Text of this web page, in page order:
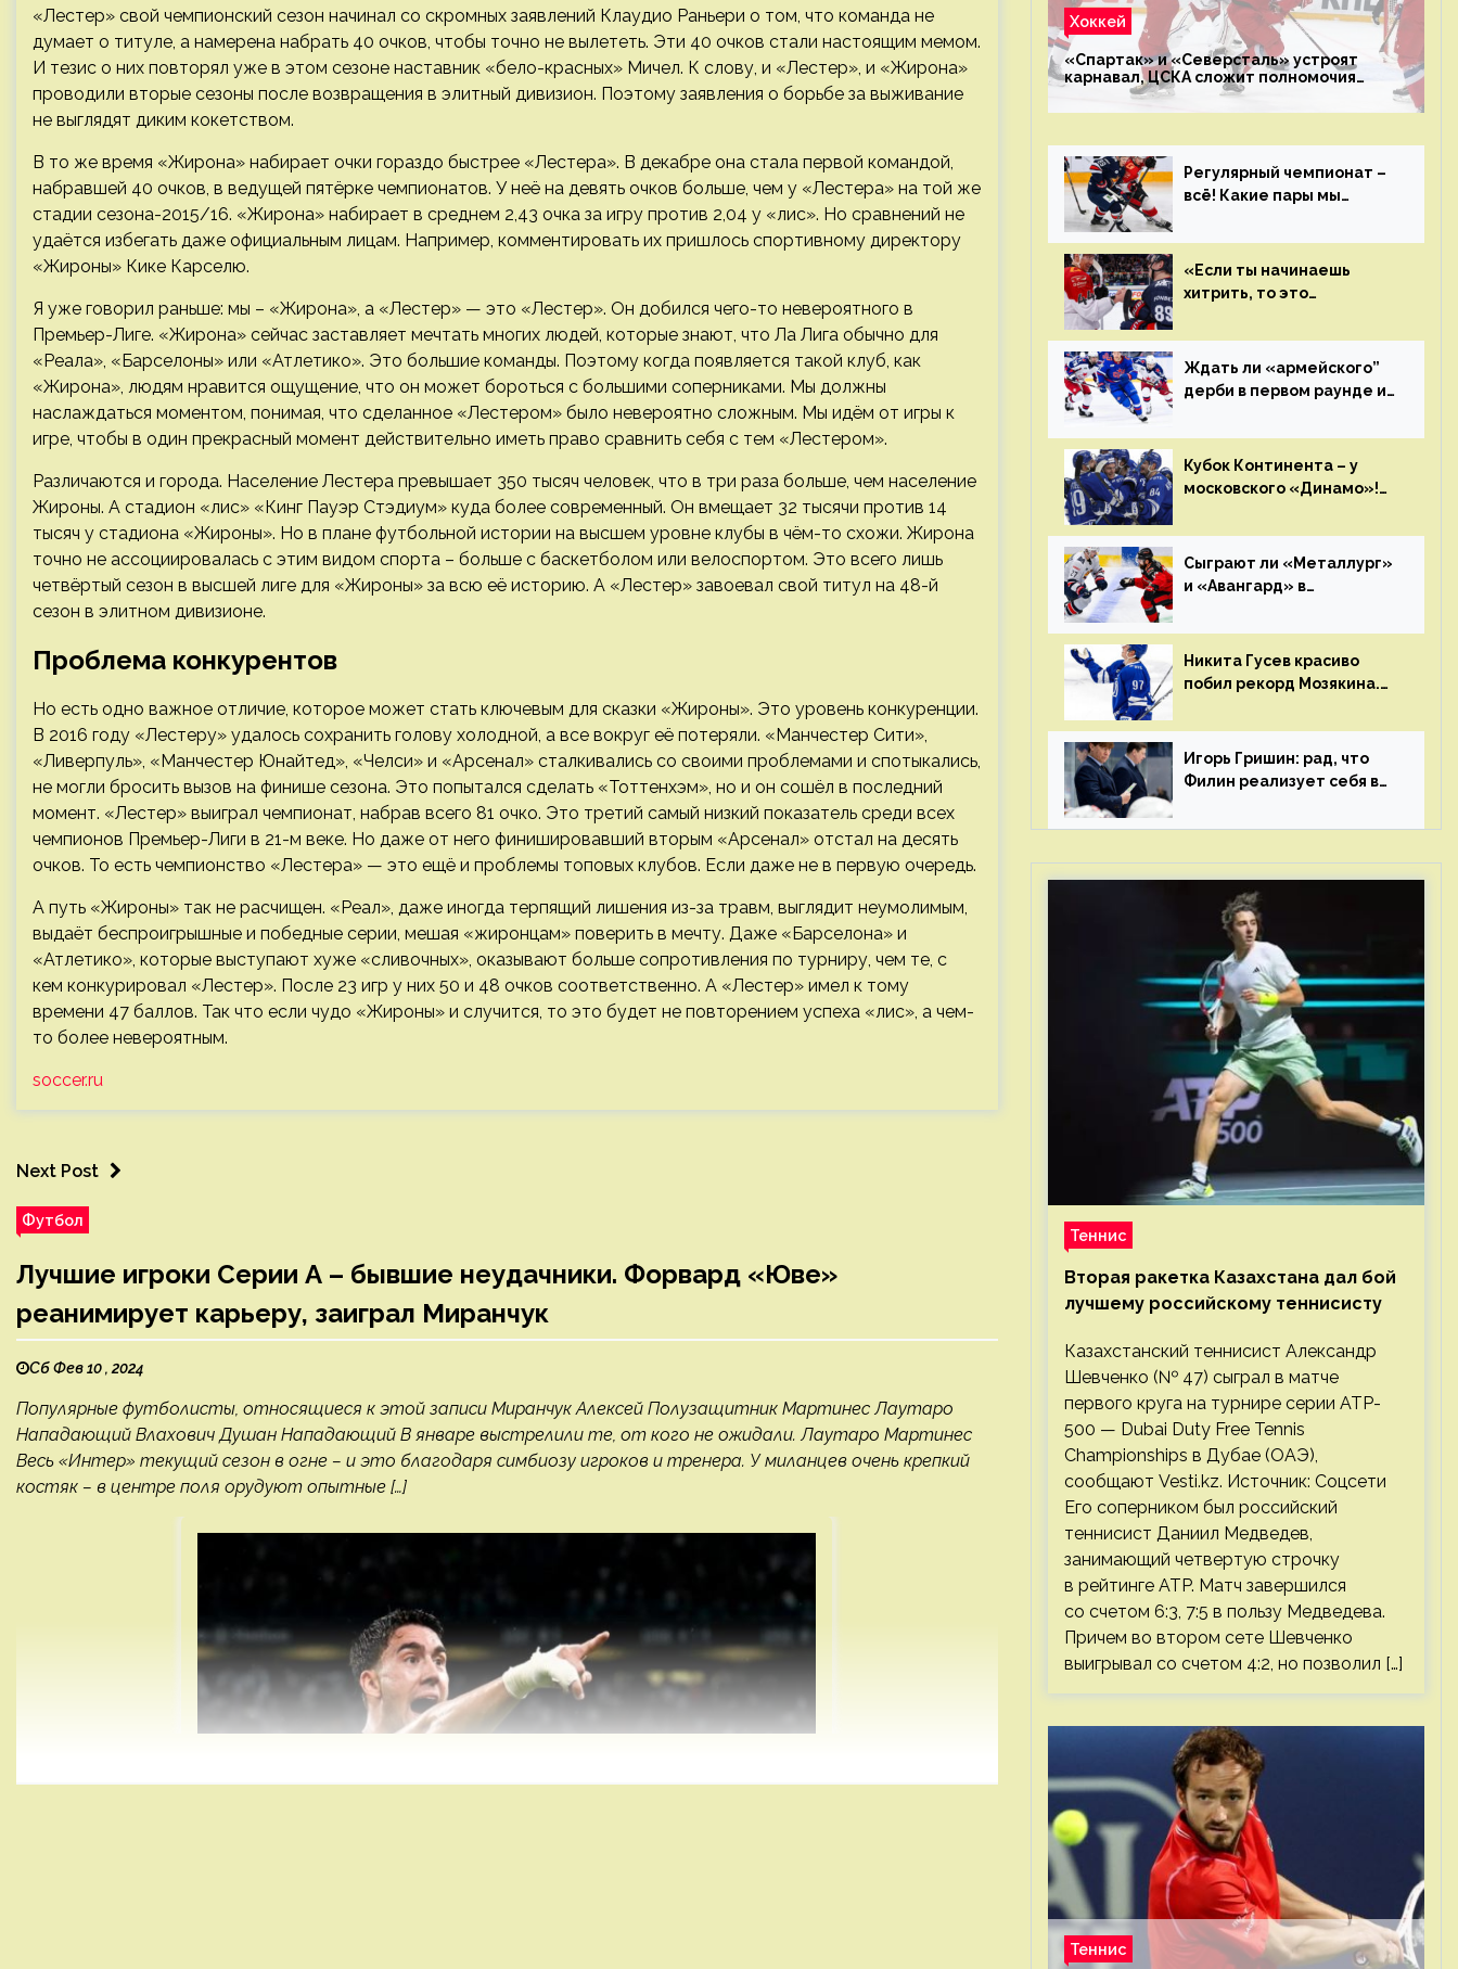
«Лестер» свой чемпионский сезон начинал со скромных заявлений Клаудио Раньери о том, что команда не
думает о титуле, а намерена набрать 40 очков, чтобы точно не вылететь. Эти 40 очков стали настоящим мемом.
И тезис о них повторял уже в этом сезоне наставник «бело-красных» Мичел. К слову, и «Лестер», и «Жирона»
проводили вторые сезоны после возвращения в элитный дивизион. Поэтому заявления о борьбе за выживание
не выглядят диким кокетством.
В то же время «Жирона» набирает очки гораздо быстрее «Лестера». В декабре она стала первой командой,
набравшей 40 очков, в ведущей пятёрке чемпионатов. У неё на девять очков больше, чем у «Лестера» на той же
стадии сезона-2015/16. «Жирона» набирает в среднем 2,43 очка за игру против 2,04 у «лис». Но сравнений не
удаётся избегать даже официальным лицам. Например, комментировать их пришлось спортивному директору
«Жироны» Кике Карселю.
Я уже говорил раньше: мы – «Жирона», а «Лестер» — это «Лестер». Он добился чего-то невероятного в
Премьер-Лиге. «Жирона» сейчас заставляет мечтать многих людей, которые знают, что Ла Лига обычно для
«Реала», «Барселоны» или «Атлетико». Это большие команды. Поэтому когда появляется такой клуб, как
«Жирона», людям нравится ощущение, что он может бороться с большими соперниками. Мы должны
наслаждаться моментом, понимая, что сделанное «Лестером» было невероятно сложным. Мы идём от игры к
игре, чтобы в один прекрасный момент действительно иметь право сравнить себя с тем «Лестером».
Различаются и города. Население Лестера превышает 350 тысяч человек, что в три раза больше, чем население
Жироны. А стадион «лис» «Кинг Пауэр Стэдиум» куда более современный. Он вмещает 32 тысячи против 14
тысяч у стадиона «Жироны». Но в плане футбольной истории на высшем уровне клубы в чём-то схожи. Жирона
точно не ассоциировалась с этим видом спорта – больше с баскетболом или велоспортом. Это всего лишь
четвёртый сезон в высшей лиге для «Жироны» за всю её историю. А «Лестер» завоевал свой титул на 48-й
сезон в элитном дивизионе.
Проблема конкурентов
Но есть одно важное отличие, которое может стать ключевым для сказки «Жироны». Это уровень конкуренции.
В 2016 году «Лестеру» удалось сохранить голову холодной, а все вокруг её потеряли. «Манчестер Сити»,
«Ливерпуль», «Манчестер Юнайтед», «Челси» и «Арсенал» сталкивались со своими проблемами и спотыкались,
не могли бросить вызов на финише сезона. Это попытался сделать «Тоттенхэм», но и он сошёл в последний
момент. «Лестер» выиграл чемпионат, набрав всего 81 очко. Это третий самый низкий показатель среди всех
чемпионов Премьер-Лиги в 21-м веке. Но даже от него финишировавший вторым «Арсенал» отстал на десять
очков. То есть чемпионство «Лестера» — это ещё и проблемы топовых клубов. Если даже не в первую очередь.
А путь «Жироны» так не расчищен. «Реал», даже иногда терпящий лишения из-за травм, выглядит неумолимым,
выдаёт беспроигрышные и победные серии, мешая «жиронцам» поверить в мечту. Даже «Барселона» и
«Атлетико», которые выступают хуже «сливочных», оказывают больше сопротивления по турниру, чем те, с
кем конкурировал «Лестер». После 23 игр у них 50 и 48 очков соответственно. А «Лестер» имел к тому
времени 47 баллов. Так что если чудо «Жироны» и случится, то это будет не повторением успеха «лис», а чем-
то более невероятным.
soccer.ru
Next Post
Футбол
Лучшие игроки Серии А – бывшие неудачники. Форвард «Юве»
реанимирует карьеру, заиграл Миранчук
Сб Фев 10 , 2024
Популярные футболисты, относящиеся к этой записи Миранчук Алексей Полузащитник Мартинес Лаутаро
Нападающий Влахович Душан Нападающий В январе выстрелили те, от кого не ожидали. Лаутаро Мартинес
Весь «Интер» текущий сезон в огне – и это благодаря симбиозу игроков и тренера. У миланцев очень крепкий
костяк – в центре поля орудуют опытные […]
Хоккей
«Спартак» и «Северсталь» устроят
карнавал, ЦСКА сложит полномочия
чемпиона. Превью первого раунда плей-
офф на Западе
Регулярный чемпионат –
всё! Какие пары мы
«Если ты начинаешь
хитрить, то это
бумерангом»
Ждать ли «армейского”
дерби в первом раунде и
Главные интриги
последнего дня
«регулярки” КХЛ
Кубок Континента – у
московского «Динамо»!
за один сезон
Сыграют ли «Металлург»
и «Авангард» в
Никита Гусев красиво
побил рекорд Мозякина.
у Никиты еще много
Игорь Гришин: рад, что
Филин реализует себя в
что не стали загонять его
Теннис
Вторая ракетка Казахстана дал бой
лучшему российскому теннисисту
Казахстанский теннисист Александр
Шевченко (№ 47) сыграл в матче
первого круга на турнире серии ATP-
500 — Dubai Duty Free Tennis
Championships в Дубае (ОАЭ),
сообщают Vesti.kz. Источник: Соцсети
Его соперником был российский
теннисист Даниил Медведев,
занимающий четвертую строчку
в рейтинге ATP. Матч завершился
со счетом 6:3, 7:5 в пользу Медведева.
Причем во втором сете Шевченко
выигрывал со счетом 4:2, но позволил […]
Теннис